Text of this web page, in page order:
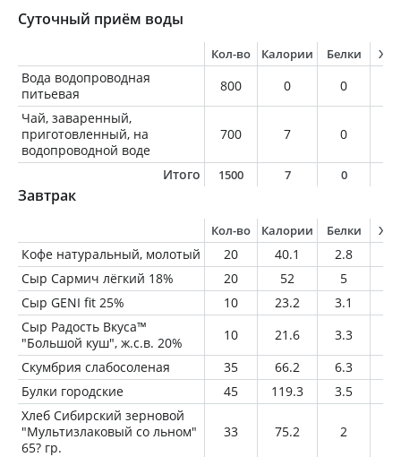
Суточный приём воды
Кол-во Калории Белки
Вода водопроводная
питьевая
800 0 0
Чай, заваренный,
приготовленный, на
водопроводной воде
700 7 0
Итого 1500 7 0
Завтрак
Кол-во Калории Белки
Кофе натуральный, молотый 20 40.1 2.8
Сыр Сармич лёгкий 18%
20 52 5
Сыр GENI fit 25%
10 23.2 3.1
Сыр Радость Вкуса™
"Большой куш", ж.с.в. 20%
10 21.6 3.3
Скумбрия слабосоленая
35 66.2 6.3
Булки городские
45 119.3 3.5
Хлеб Сибирский зерновой
"Мультизлаковый со льном"
65? гр.
33 75.2 2